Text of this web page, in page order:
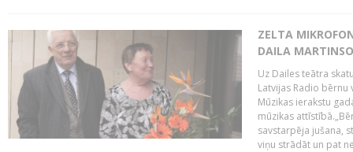
ZELTA
DAILA
Uz Dailes teātra
Latvijas Radio
Mūzikas ierakstu
mūzikas
savstarpēja jušana,
viņu strādāt un pat